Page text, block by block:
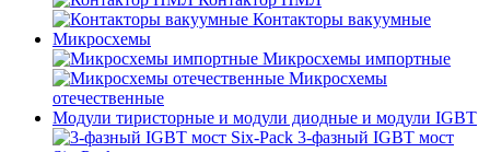
Контакторы вакуумные
Микросхемы
Микросхемы импортные
Микросхемы
отечественные
Модули тиристорные и модули диодные и модули IGBT
3-фазный IGBT мост